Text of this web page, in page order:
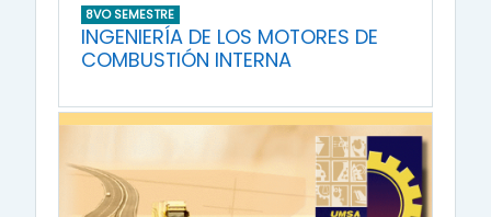
8VO SEMESTRE
INGENIERÍA DE LOS MOTORES DE
COMBUSTIÓN INTERNA